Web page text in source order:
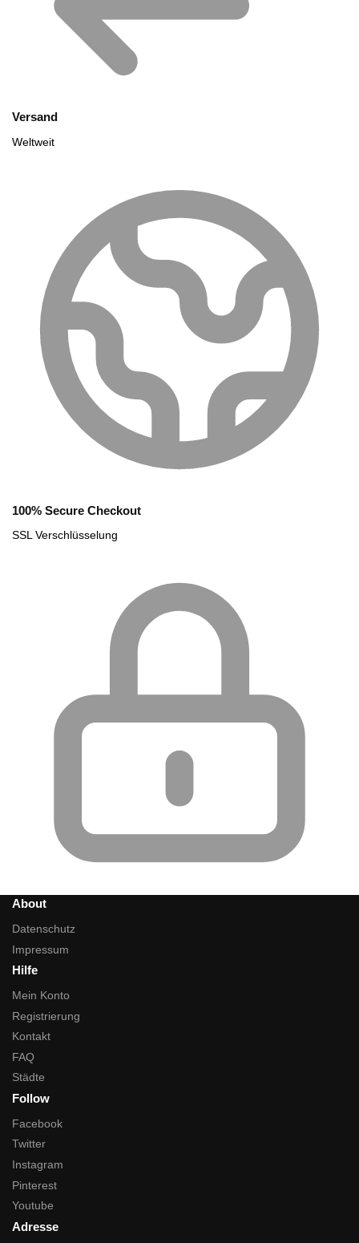
Versand
Weltweit
100% Secure Checkout
SSL Verschlüsselung
About
Datenschutz
Impressum
Hilfe
Mein Konto
Registrierung
Kontakt
FAQ
Städte
Follow
Facebook
Twitter
Instagram
Pinterest
Youtube
Adresse